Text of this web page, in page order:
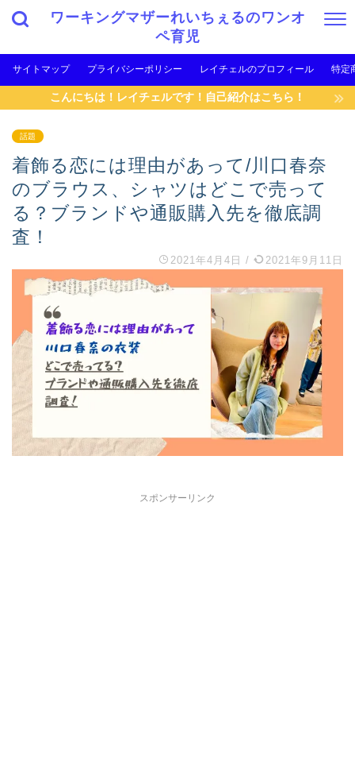
ワーキングマザーれいちぇるのワンオ
ペ育児
サイトマップ プライバシーポリシー レイチェルのプロフィール 特定
こんにちは！レイチェルです！自己紹介はこちら！
話題
着飾る恋には理由があって/川口春奈
のブラウス、シャツはどこで売って
る？ブランドや通販購入先を徹底調
査！
2021年4月4日 / 2021年9月11日
スポンサーリンク